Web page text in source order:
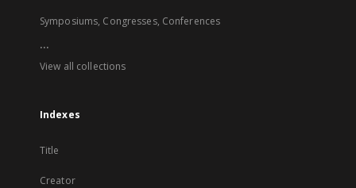
Symposiums, Congresses, Conferences
...
View all collections
Indexes
Title
Creator